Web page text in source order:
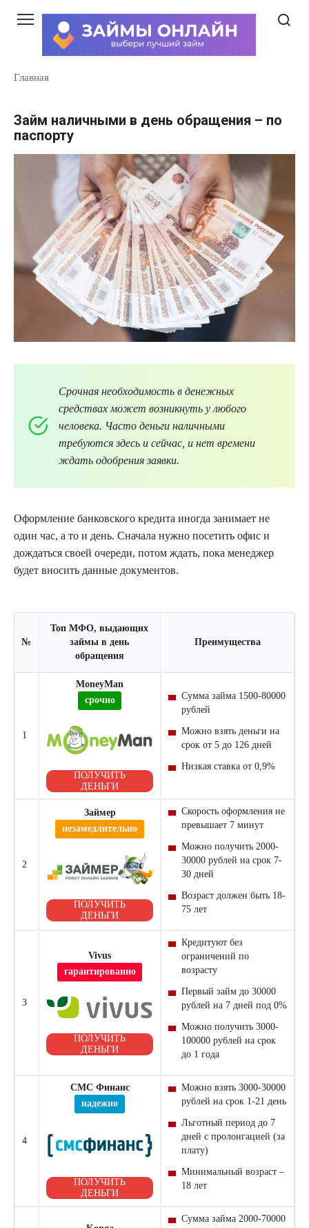
Главная
Займ наличными в день обращения – по
паспорту
Срочная необходимость в денежных
средствах может возникнуть у любого
человека. Часто деньги наличными
требуются здесь и сейчас, и нет времени
ждать одобрения заявки.
Оформление банковского кредита иногда занимает не
один час, а то и день. Сначала нужно посетить офис и
дождаться своей очереди, потом ждать, пока менеджер
будет вносить данные документов.
№
Топ МФО, выдающих
займы в день
обращения
Преимущества
1
MoneyMan
срочно
ПОЛУЧИТЬ
ДЕНЬГИ
Сумма займа 1500-80000
рублей
Можно взять деньги на
срок от 5 до 126 дней
Низкая ставка от 0,9%
2
Займер
незамедлительно
ПОЛУЧИТЬ
ДЕНЬГИ
Скорость оформления не
превышает 7 минут
Можно получить 2000-
30000 рублей на срок 7-
30 дней
Возраст должен быть 18-
75 лет
3
Vivus
гарантированно
ПОЛУЧИТЬ
ДЕНЬГИ
Кредитуют без
ограничений по
возрасту
Первый займдо 30000
рублей на 7 дней под 0%
Можно получить 3000-
100000 рублей на срок
до 1 года
4
СМС Финанс
надежно
ПОЛУЧИТЬ
ДЕНЬГИ
Можно взять 3000-30000
рублей на срок 1-21 день
Льготный период до 7
дней с пролонгацией (за
плату)
Минимальный возраст –
18 лет
Сумма займа 2000-70000